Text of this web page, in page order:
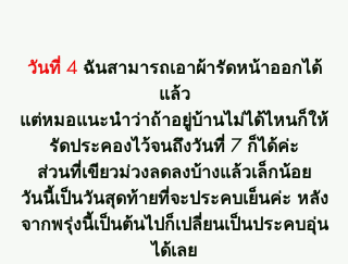
วันที่ 4 ฉันสามารถเอาผ้ารัดหน้าออกได้
แล้ว
แต่หมอแนะนำว่าถ้าอยู่บ้านไม่ได้ไหนก็ให้
รัดประคองไว้จนถึงวันที่ 7 ก็ได้ค่ะ
ส่วนที่เขียวม่วงลดลงบ้างแล้วเล็กน้อย
วันนี้เป็นวันสุดท้ายที่จะประคบเย็นค่ะ หลัง
จากพรุ่งนี้เป็นต้นไปก็เปลี่ยนเป็นประคบอุ่น
ได้เลย